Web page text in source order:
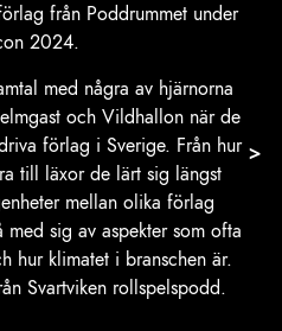
från Poddrummet under
2024.
med några av hjärnorna
och Vildhallon när de
förlag i Sverige. Från hur
till läxor de lärt sig längst
mellan olika förlag
sig av aspekter som ofta
hur klimatet i branschen är.
Svartviken rollspelspodd.
>